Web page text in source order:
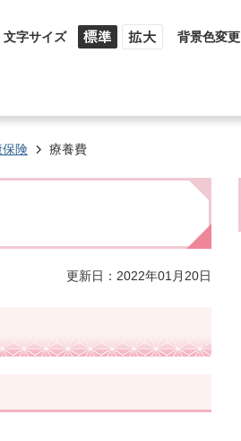
文字サイズ 背景色変更
保険 療養費
更新日：2022年01月20日